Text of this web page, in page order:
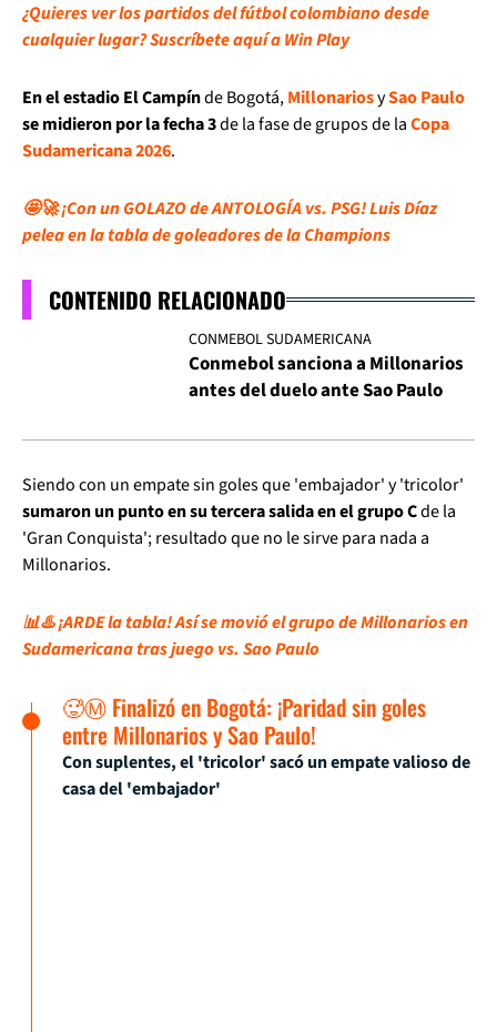
¿Quieres ver los partidos del fútbol colombiano desde
cualquier lugar? Suscríbete aquí a Win Play
En el estadio El Campínde Bogotá,MillonariosySao Paulo
se midieron por la fecha 3de la fase de grupos de laCopa
Sudamericana 2026.
🤩🚀 ¡Con un GOLAZO de ANTOLOGÍA vs. PSG! Luis Díaz
pelea en la tabla de goleadores de la Champions
CONTENIDO RELACIONADO
CONMEBOL SUDAMERICANA
Conmebol sanciona a Millonarios
antes del duelo ante Sao Paulo
Siendo con un empate sin goles que 'embajador' y 'tricolor'
sumaron un punto en su tercera salida en el grupo Cde la
'Gran Conquista'; resultado que no le sirve para nada a
Millonarios.
📊♨️ ¡ARDE la tabla! Así se movió el grupo de Millonarios en
Sudamericana tras juego vs. Sao Paulo
🥵Ⓜ️ Finalizó en Bogotá: ¡Paridad sin goles
entre Millonarios y Sao Paulo!
Con suplentes, el 'tricolor' sacó un empate valioso de
casa del 'embajador'